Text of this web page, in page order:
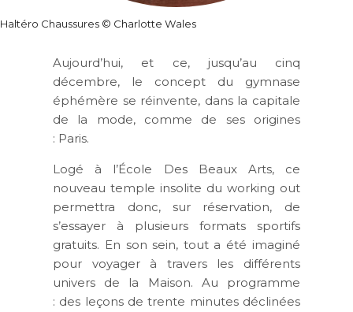
Haltéro Chaussures © Charlotte Wales
Aujourd’hui, et ce, jusqu’au cinq
décembre, le concept du gymnase
éphémère se réinvente, dans la capitale
de la mode, comme de ses origines
: Paris.
Logé à l’École Des Beaux Arts, ce
nouveau temple insolite du working out
permettra donc, sur réservation, de
s’essayer à plusieurs formats sportifs
gratuits. En son sein, tout a été imaginé
pour voyager à travers les différents
univers de la Maison. Au programme
: des leçons de trente minutes déclinées